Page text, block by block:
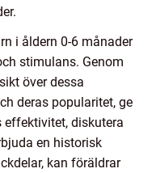
i åldern 0-6 månader
stimulans. Genom
över dessa
deras popularitet, ge
diskutera
en historisk
kan föräldrar